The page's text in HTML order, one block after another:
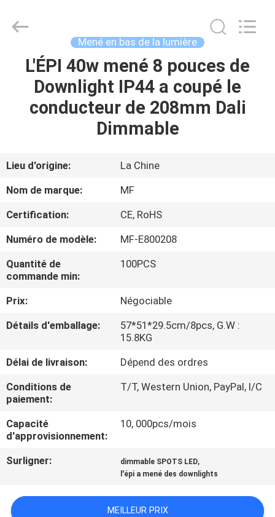
MAISON
PRODUITS
A
DE
NOUS
VISITE
D'USINE
DE
QUALITÉ
CONTACTEZ-
NOUS
Ming
Feng
Mené en bas de la lumière
L'ÉPI 40w mené 8 pouces de
Downlight IP44 a coupé le
conducteur de 208mm Dali
Dimmable
Lieu d'origine:
La Chine
Nom de marque:
MF
Certification:
CE, RoHS
Numéro de modèle:
MF-E800208
Quantité de
commande min:
100PCS
Prix:
Négociable
Détails d'emballage:
57*51*29.5cm/8pcs, G.W :
15.8KG
Délai de livraison:
Dépend des ordres
Conditions de
paiement:
T/T, Western Union, PayPal, l/C
Capacité
d'approvisionnement:
10, 000pcs/mois
Surligner: dimmable SPOTS LED,
l'épi a mené des downlights
MEILLEUR PRIX